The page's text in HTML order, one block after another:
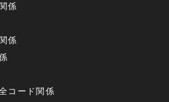
係
係
コード関係